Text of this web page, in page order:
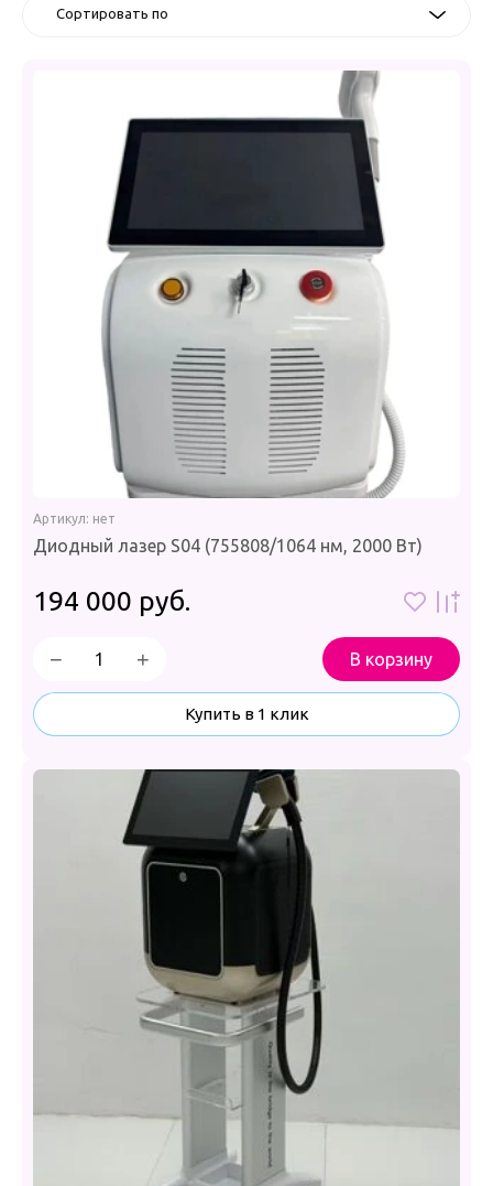
Сортировать по
Артикул: нет
Диодный лазер S04 (755808/1064 нм, 2000 Вт)
194 000 руб.
− + В корзину
Купить в 1 клик